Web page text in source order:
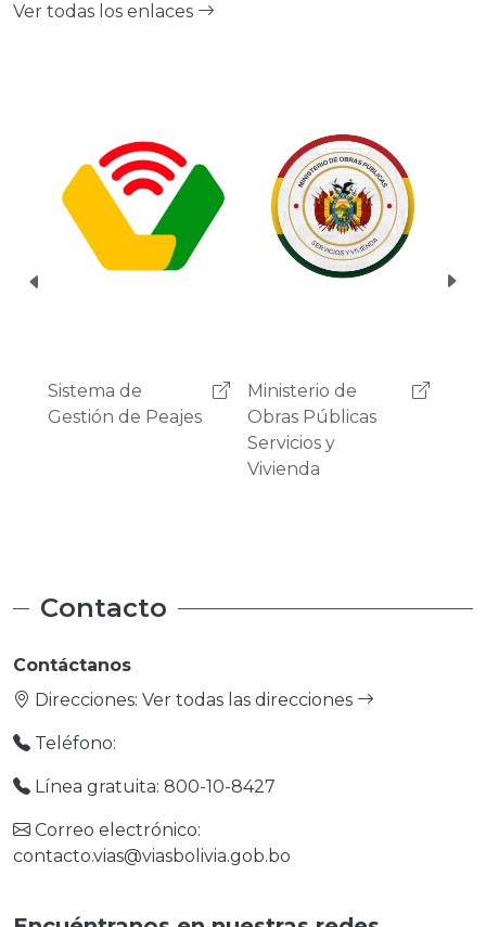
usuario.
Ver todas los enlaces
Ministerio de
Obras Públicas
Administradora
Boliviana de
Carreteras
Contacto
Contáctanos
Direcciones: Ver todas las direcciones
Teléfono:
Línea gratuita: 800-10-8427
Correo electrónico:
contacto.vias@viasbolivia.gob.bo